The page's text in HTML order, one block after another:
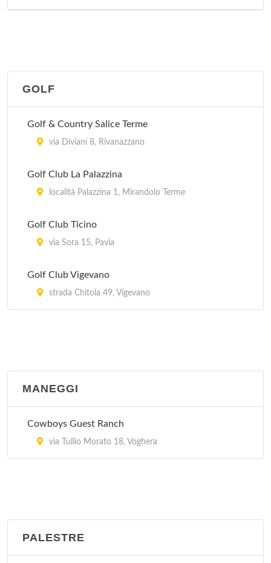
GOLF
Golf & Country Salice Terme
via Diviani 8, Rivanazzano
Golf Club La Palazzina
località Palazzina 1, Mirandolo Terme
Golf Club Ticino
via Sora 15, Pavia
Golf Club Vigevano
strada Chitola 49, Vigevano
MANEGGI
Cowboys Guest Ranch
via Tullio Morato 18, Voghera
PALESTRE